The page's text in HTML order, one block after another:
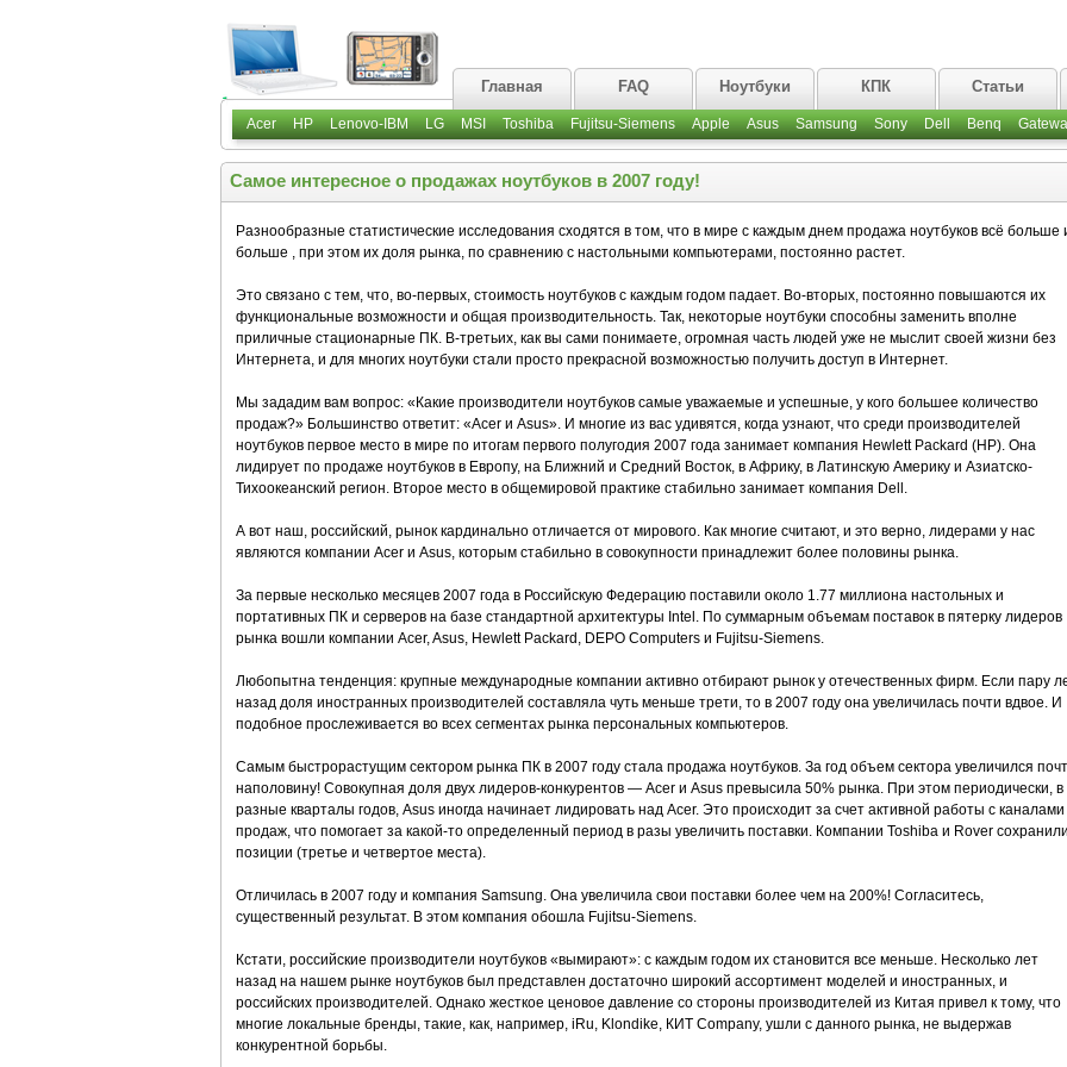
Главная FAQ Ноутбуки КПК Статьи
Acer HP Lenovo-IBM LG MSI Toshiba Fujitsu-Siemens Apple Asus Samsung Sony Dell Benq
Самое интересное о продажах ноутбуков в 2007 году!
Разнообразные статистические исследования сходятся в том, что в мире с каждым днем продажа ноутбуков всё больше
больше , при этом их доля рынка, по сравнению с настольными компьютерами, постоянно растет.
Это связано с тем, что, во-первых, стоимость ноутбуков с каждым годом падает. Во-вторых, постоянно повышаются их
функциональные возможности и общая производительность. Так, некоторые ноутбуки способны заменить вполне
приличные стационарные ПК. В-третьих, как вы сами понимаете, огромная часть людей уже не мыслит своей жизни без
Интернета, и для многих ноутбуки стали просто прекрасной возможностью получить доступ в Интернет.
Мы зададим вам вопрос: «Какие производители ноутбуков самые уважаемые и успешные, у кого большее количество
продаж?» Большинство ответит: «Acer и Asus». И многие из вас удивятся, когда узнают, что среди производителей
ноутбуков первое место в мире по итогам первого полугодия 2007 года занимает компания Hewlett Packard (HP). Она
лидирует по продаже ноутбуков в Европу, на Ближний и Средний Восток, в Африку, в Латинскую Америку и Азиатско-
Тихоокеанский регион. Второе место в общемировой практике стабильно занимает компания Dell.
А вот наш, российский, рынок кардинально отличается от мирового. Как многие считают, и это верно, лидерами у нас
являются компании Acer и Asus, которым стабильно в совокупности принадлежит более половины рынка.
За первые несколько месяцев 2007 года в Российскую Федерацию поставили около 1.77 миллиона настольных и
портативных ПК и серверов на базе стандартной архитектуры Intel. По суммарным объемам поставок в пятерку лидеров
рынка вошли компании Acer, Asus, Hewlett Packard, DEPO Computers и Fujitsu-Siemens.
Любопытна тенденция: крупные международные компании активно отбирают рынок у отечественных фирм. Если пару
назад доля иностранных производителей составляла чуть меньше трети, то в 2007 году она увеличилась почти вдвое. И
подобное прослеживается во всех сегментах рынка персональных компьютеров.
Самым быстрорастущим сектором рынка ПК в 2007 году стала продажа ноутбуков. За год объем сектора увеличился
наполовину! Совокупная доля двух лидеров-конкурентов — Acer и Asus превысила 50% рынка. При этом периодически, в
разные кварталы годов, Asus иногда начинает лидировать над Acer. Это происходит за счет активной работы с каналами
продаж, что помогает за какой-то определенный период в разы увеличить поставки. Компании Toshiba и Rover сохранили
позиции (третье и четвертое места).
Отличилась в 2007 году и компания Samsung. Она увеличила свои поставки более чем на 200%! Согласитесь,
существенный результат. В этом компания обошла Fujitsu-Siemens.
Кстати, российские производители ноутбуков «вымирают»: с каждым годом их становится все меньше. Несколько лет
назад на нашем рынке ноутбуков был представлен достаточно широкий ассортимент моделей и иностранных, и
российских производителей. Однако жесткое ценовое давление со стороны производителей из Китая привел к тому, что
многие локальные бренды, такие, как, например, iRu, Klondike, КИТ Company, ушли с данного рынка, не выдержав
конкурентной борьбы.